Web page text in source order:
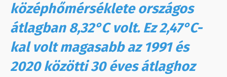
középhőmérséklete országos
átlagban 8,32°C volt. Ez 2,47°C-
kal volt magasabb az 1991 és
2020 közötti 30 éves átlaghoz